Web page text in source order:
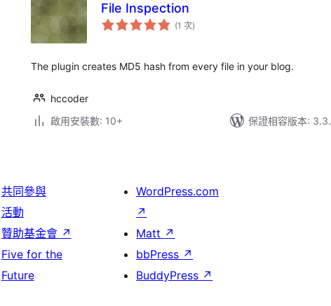
File Inspection
(1 次評
分)
The plugin creates MD5 hash from every file in your blog.
hccoder
啟用安裝數: 10+
保證相容版本:
共同參與
活動
贊助基金會 ↗
Five for the
Future
WordPress.com
↗
Matt ↗
bbPress ↗
BuddyPress ↗